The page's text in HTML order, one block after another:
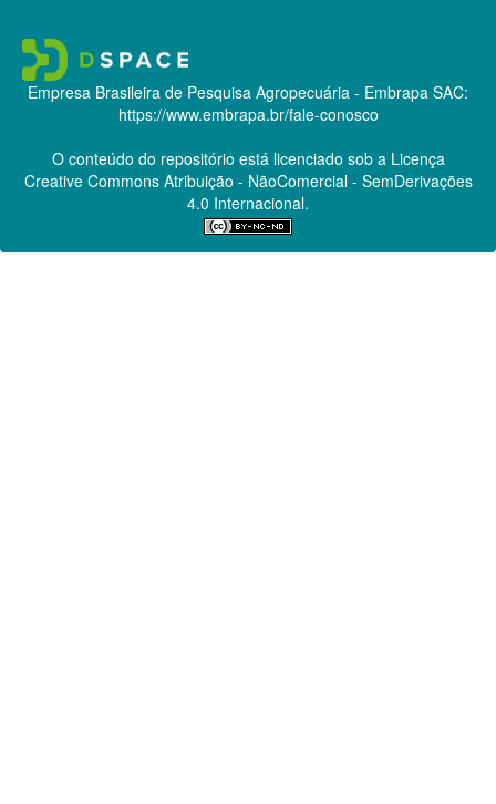
Empresa Brasileira de Pesquisa Agropecuária - Embrapa SAC:
https://www.embrapa.br/fale-conosco
O conteúdo do repositório está licenciado sob a Licença
Creative CommonsAtribuição - NãoComercial - SemDerivações
4.0 Internacional.